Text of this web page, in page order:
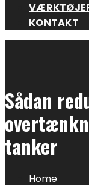
KONTAKT
Sådan
tanker
Home